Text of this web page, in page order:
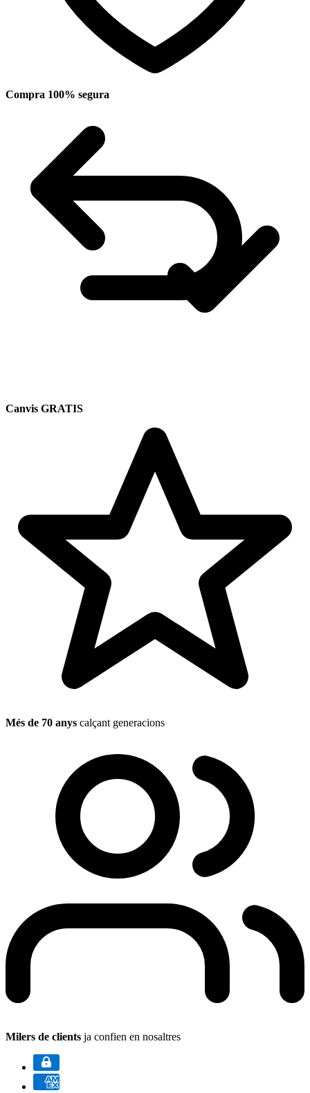
Compra 100% segura
Canvis GRATIS
Més de 70 anys calçant generacions
Milers de clients ja confien en nosaltres